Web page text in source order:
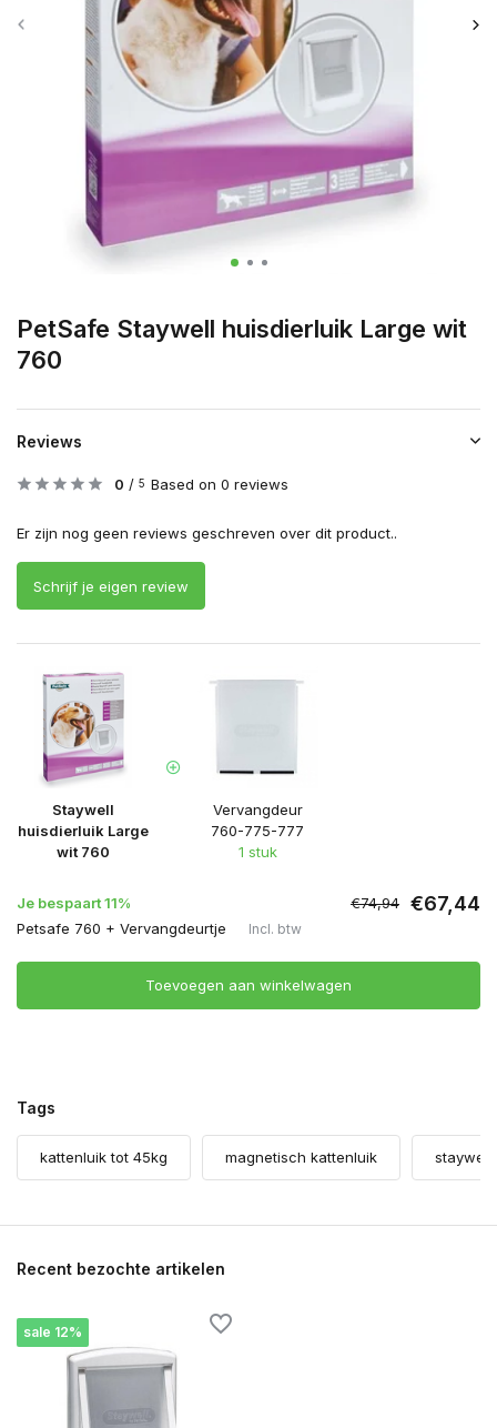
PetSafe Staywell huisdierluik Large wit
760
Reviews
0 / 5 Based on 0 reviews
Er zijn nog geen reviews geschreven over dit product..
Schrijf je eigen review
Staywell
huisdierluik Large
wit 760
Vervangdeur
760-775-777
1 stuk
Je bespaart 11% €74,94 €67,44
Petsafe 760 + Vervangdeurtje Incl. btw
Toevoegen aan winkelwagen
Tags
kattenluik tot 45kg magnetisch kattenluik staywell
Recent bezochte artikelen
sale 12%